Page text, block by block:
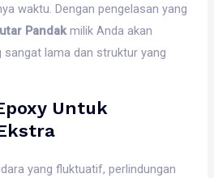
waktu. Dengan pengelasan yang
Pandakmilik Anda akan
sangat lama dan struktur yang
Untuk
yang fluktuatif, perlindungan